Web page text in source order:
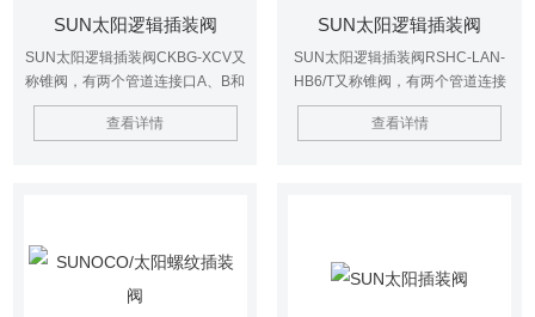
SUN太阳逻辑插装阀
SUN太阳逻辑插装阀CKBG-XCV又
称锥阀，有两个管道连接口A、B和
一个控制口C，锥阀上腔连接先导
控制阀，与控制油路相通。锥阀与
查看详情
SUN太阳逻辑插装阀
SUN太阳逻辑插装阀RSHC-LAN-
HB6/T又称锥阀，有两个管道连接
口A、B和一个控制口C，锥阀上腔
连接先导控制阀，与控制油路相
查看详情